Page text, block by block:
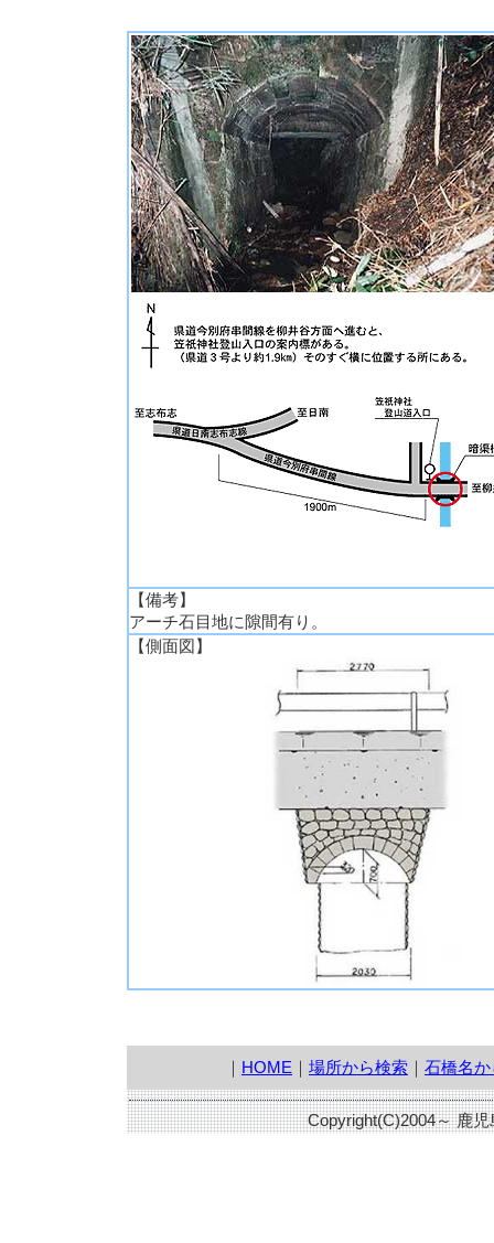
【備考】
アーチ石目地に隙間有り。
【側面図】
HOME 場所から検索 石橋名
Copyright(C)2004～ 鹿